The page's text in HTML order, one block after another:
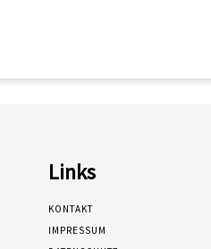
Links
KONTAKT
IMPRESSUM